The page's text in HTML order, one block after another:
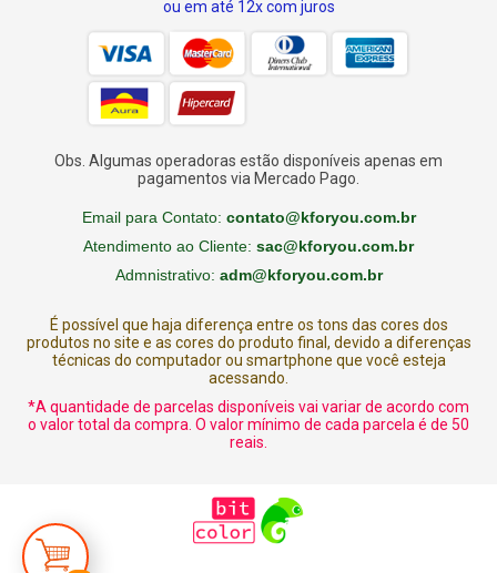
ou em até 12x com juros
Obs. Algumas operadoras estão disponíveis apenas em
pagamentos via Mercado Pago.
Email para Contato: contato@kforyou.com.br
Atendimento ao Cliente: sac@kforyou.com.br
Admnistrativo: adm@kforyou.com.br
É possível que haja diferença entre os tons das cores dos
produtos no site e as cores do produto final, devido a diferenças
técnicas do computador ou smartphone que você esteja
acessando.
*A quantidade de parcelas disponíveis vai variar de acordo com
o valor total da compra. O valor mínimo de cada parcela é de 50
reais.